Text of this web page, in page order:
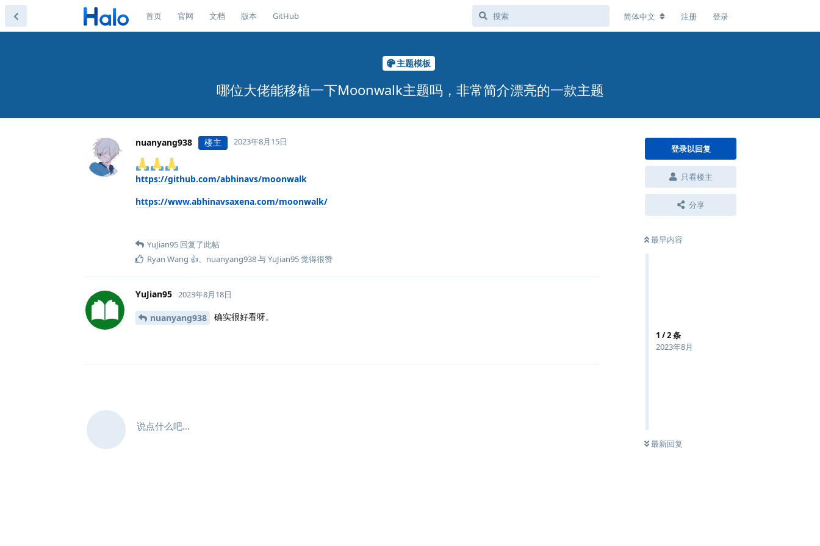
首页 官网 文档 版本 GitHub 简体中文 注册 登录
主题模板
哪位大佬能移植一下Moonwalk主题吗，非常简介漂亮的一款主题
登录以回复
只看楼主
分享
最早内容
1 /2条
2023年8月
最新回复
nuanyang938 楼主 2023年8月15日
https://github.com/abhinavs/moonwalk
https://www.abhinavsaxena.com/moonwalk/
YuJian95 回复了此帖
Ryan Wang 👍、 nuanyang938与YuJian95觉得很赞
YuJian95 2023年8月18日
nuanyang938 确实很好看呀。
说点什么吧...